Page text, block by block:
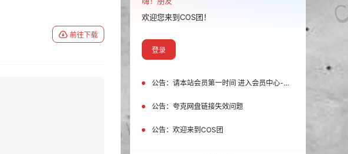
前往下载
欢迎您来到COS团！
登录
公告： 请本站会员第一时间 进入会员中心-我的设置中为您的账号绑定邮箱!
公告： 夸克网盘链接失效问题
公告： 欢迎来到COS团